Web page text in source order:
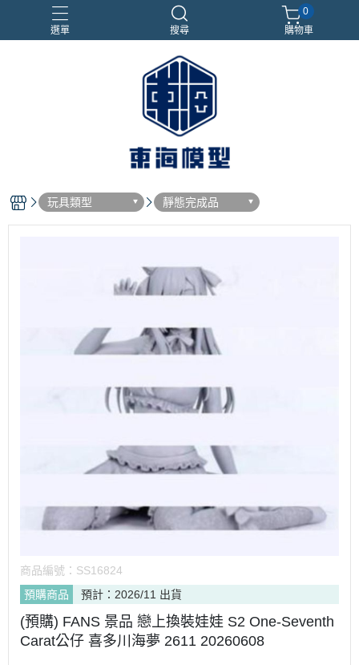
選單 搜尋
合金車
閃電霹靂車
電子雞/塔麻可吉/塔麻歌子
0
購物車
玩具類型 靜態完成品
商品編號： SS16824
預購商品
預計：2026/11 出貨
(預購) FANS 景品 戀上換裝娃娃 S2 One-Seventh
Carat公仔 喜多川海夢 2611 20260608